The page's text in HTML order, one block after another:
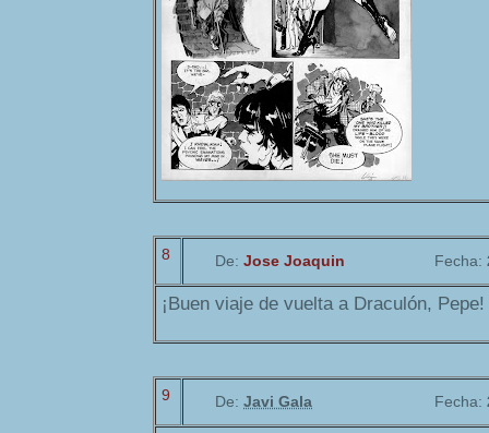
8 De: Jose Joaquin Fecha:
¡Buen viaje de vuelta a Draculón, Pepe!
9 De: Javi Gala Fecha: